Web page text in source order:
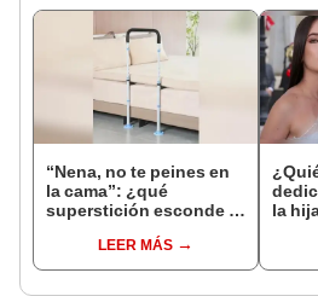
“Nena, no te peines en
la cama”: ¿qué
superstición esconde la
Enanitos Verdes?
LEER MÁS
la